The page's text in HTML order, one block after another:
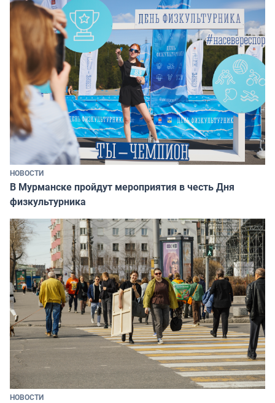
НОВОСТИ
В Мурманске пройдут мероприятия в честь Дня
физкультурника
НОВОСТИ